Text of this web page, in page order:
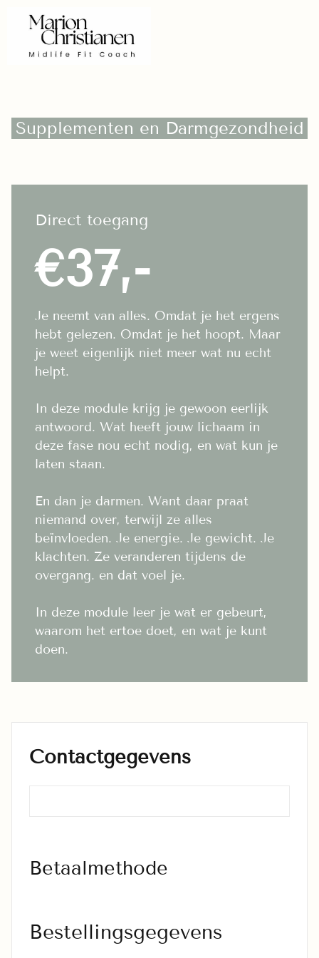
Supplementen en Darmgezondheid
Direct toegang
€37,-
Je neemt van alles. Omdat je het ergens
hebt gelezen. Omdat je het hoopt. Maar
je weet eigenlijk niet meer wat nu echt
helpt.
In deze module krijg je gewoon eerlijk
antwoord. Wat heeft jouw lichaam in
deze fase nou echt nodig, en wat kun je
laten staan.
En dan je darmen. Want daar praat
niemand over, terwijl ze alles
beïnvloeden. Je energie. Je gewicht. Je
klachten. Ze veranderen tijdens de
overgang. en dat voel je.
In deze module leer je wat er gebeurt,
waarom het ertoe doet, en wat je kunt
doen.
Contactgegevens
Betaalmethode
Bestellingsgegevens